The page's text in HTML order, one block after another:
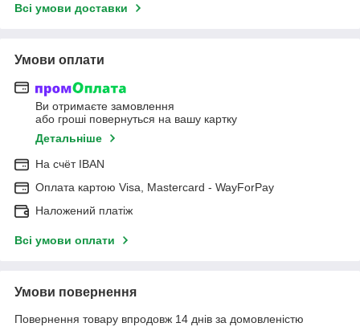
Всі умови доставки
Умови оплати
Ви отримаєте замовлення
або гроші повернуться на вашу картку
Детальніше
На cчёт IBAN
Оплата картою Visa, Mastercard - WayForPay
Наложений платіж
Всі умови оплати
Умови повернення
Повернення товару впродовж 14 днів за домовленістю